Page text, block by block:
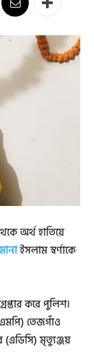
অর্থ হাতিয়ে
ইসলাম স্বর্ণাকে
করে পুলিশ।
তেজগাঁও
(এডিসি) মৃত্যুঞ্জয়